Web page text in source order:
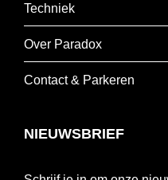
Techniek
Over Paradox
Contact & Parkeren
NIEUWSBRIEF